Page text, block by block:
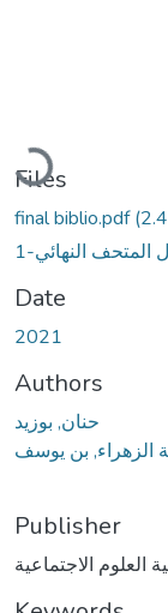
Files
final biblio.pdf
Date
2021
Authors
حنان, بوزيد
الزهراء, بن يوسف
Publisher
العلوم الاجتماعية